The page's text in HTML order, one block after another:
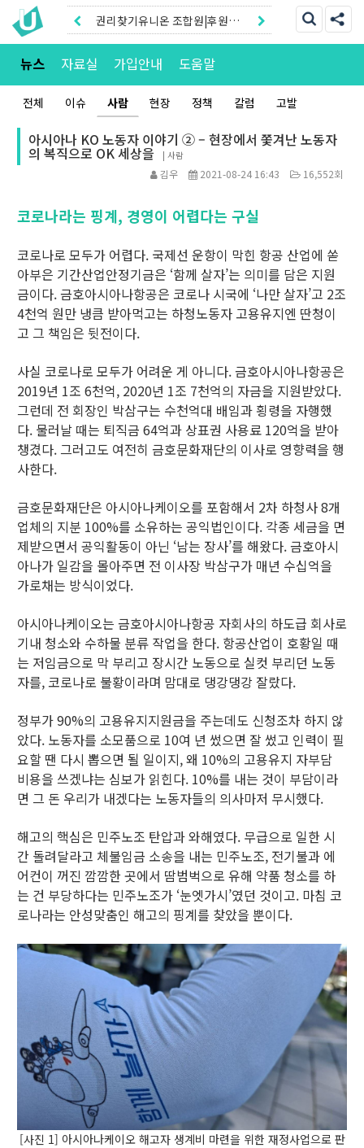
권리찾기유니온 조합원|후원안
내
권리찾기센터 온라인신청|상담
뉴스 자료실 가입안내 도움말
전체 이슈 사람 현장 정책 칼럼 고발
아시아나 KO 노동자 이야기 ② – 현장에서 쫓겨난 노동자
의 복직으로 OK 세상을 |사람
김우 2021-08-24 16:43 16,552회
코로나라는 핑계, 경영이 어렵다는 구실
코로나로 모두가 어렵다. 국제선 운항이 막힌 항공 산업에 쏟
아부은 기간산업안정기금은 ‘함께 살자’는 의미를 담은 지원
금이다. 금호아시아나항공은 코로나 시국에 ‘나만 살자’고 2조
4천억 원만 냉큼 받아먹고는 하청노동자 고용유지엔 딴청이
고 그 책임은 뒷전이다.
사실 코로나로 모두가 어려운 게 아니다. 금호아시아나항공은
2019년 1조 6천억, 2020년 1조 7천억의 자금을 지원받았다.
그런데 전 회장인 박삼구는 수천억대 배임과 횡령을 자행했
다. 물러날 때는 퇴직금 64억과 상표권 사용료 120억을 받아
챙겼다. 그러고도 여전히 금호문화재단의 이사로 영향력을 행
사한다.
금호문화재단은 아시아나케이오를 포함해서 2차 하청사 8개
업체의 지분 100%를 소유하는 공익법인이다. 각종 세금을 면
제받으면서 공익활동이 아닌 ‘남는 장사’를 해왔다. 금호아시
아나가 일감을 몰아주면 전 이사장 박삼구가 매년 수십억을
가로채는 방식이었다.
아시아나케이오는 금호아시아나항공 자회사의 하도급 회사로
기내 청소와 수하물 분류 작업을 한다. 항공산업이 호황일 때
는 저임금으로 막 부리고 장시간 노동으로 실컷 부리던 노동
자를, 코로나로 불황이라며 맘대로 댕강댕강 잘랐다.
정부가 90%의 고용유지지원금을 주는데도 신청조차 하지 않
았다. 노동자를 소모품으로 10여 년 썼으면 잘 썼고 인력이 필
요할 땐 다시 뽑으면 될 일이지, 왜 10%의 고용유지 자부담
비용을 쓰겠냐는 심보가 읽힌다. 10%를 내는 것이 부담이라
면 그 돈 우리가 내겠다는 노동자들의 의사마저 무시했다.
해고의 핵심은 민주노조 탄압과 와해였다. 무급으로 일한 시
간 돌려달라고 체불임금 소송을 내는 민주노조, 전기불과 에
어컨이 꺼진 깜깜한 곳에서 땀범벅으로 유해 약품 청소를 하
는 건 부당하다는 민주노조가 ‘눈엣가시’였던 것이고. 마침 코
로나라는 안성맞춤인 해고의 핑계를 찾았을 뿐이다.
[사진 1] 아시아나케이오 해고자 생계비 마련을 위한 재정사업으로 판